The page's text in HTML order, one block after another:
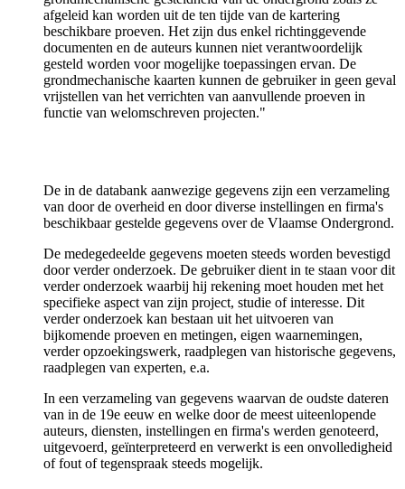
afgeleid kan worden uit de ten tijde van de kartering
beschikbare proeven. Het zijn dus enkel richtinggevende
documenten en de auteurs kunnen niet verantwoordelijk
gesteld worden voor mogelijke toepassingen ervan. De
grondmechanische kaarten kunnen de gebruiker in geen geval
vrijstellen van het verrichten van aanvullende proeven in
functie van welomschreven projecten."
De in de databank aanwezige gegevens zijn een verzameling
van door de overheid en door diverse instellingen en firma's
beschikbaar gestelde gegevens over de Vlaamse Ondergrond.
De medegedeelde gegevens moeten steeds worden bevestigd
door verder onderzoek. De gebruiker dient in te staan voor dit
verder onderzoek waarbij hij rekening moet houden met het
specifieke aspect van zijn project, studie of interesse. Dit
verder onderzoek kan bestaan uit het uitvoeren van
bijkomende proeven en metingen, eigen waarnemingen,
verder opzoekingswerk, raadplegen van historische gegevens,
raadplegen van experten, e.a.
In een verzameling van gegevens waarvan de oudste dateren
van in de 19e eeuw en welke door de meest uiteenlopende
auteurs, diensten, instellingen en firma's werden genoteerd,
uitgevoerd, geïnterpreteerd en verwerkt is een onvolledigheid
of fout of tegenspraak steeds mogelijk.